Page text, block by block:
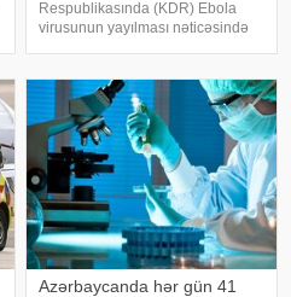
Respublikasında (KDR) Ebola
virusunun yayılması nəticəsində
alınıb. xəbər verir ki, bu barədə
BBC məlumat yayıb. KDR
hökumətinin sözçüsü bildiri
Azərbaycanda hər gün 41